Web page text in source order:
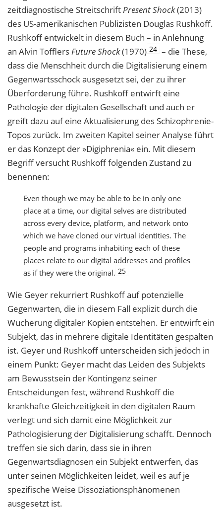
zeitdiagnostische StreitschriftPresent Shock(2013)
des US-amerikanischen Publizisten Douglas Rushkoff.
Rushkoff entwickelt in diesem Buch – in Anlehnung
an Alvin TofflersFuture Shock(1970) 24 – die These,
dass die Menschheit durch die Digitalisierung einem
Gegenwartsschock ausgesetzt sei, der zu ihrer
Überforderung führe. Rushkoff entwirft eine
Pathologie der digitalen Gesellschaft und auch er
greift dazu auf eine Aktualisierung des Schizophrenie-
Topos zurück. Im zweiten Kapitel seiner Analyse führt
er das Konzept der »Digiphrenia« ein. Mit diesem
Begriff versucht Rushkoff folgenden Zustand zu
benennen:
Even though we may be able to be in only one
place at a time, our digital selves are distributed
across every device, platform, and network onto
which we have cloned our virtual identities. The
people and programs inhabiting each of these
places relate to our digital addresses and profiles
as if they were the original. 25
Wie Geyer rekurriert Rushkoff auf potenzielle
Gegenwarten, die in diesem Fall explizit durch die
Wucherung digitaler Kopien entstehen. Er entwirft ein
Subjekt, das in mehrere digitale Identitäten gespalten
ist. Geyer und Rushkoff unterscheiden sich jedoch in
einem Punkt: Geyer macht das Leiden des Subjekts
am Bewusstsein der Kontingenz seiner
Entscheidungen fest, während Rushkoff die
krankhafte Gleichzeitigkeit in den digitalen Raum
verlegt und sich damit eine Möglichkeit zur
Pathologisierung der Digitalisierung schafft. Dennoch
treffen sie sich darin, dass sie in ihren
Gegenwartsdiagnosen ein Subjekt entwerfen, das
unter seinen Möglichkeiten leidet, weil es auf je
spezifische Weise Dissoziationsphänomenen
ausgesetzt ist.